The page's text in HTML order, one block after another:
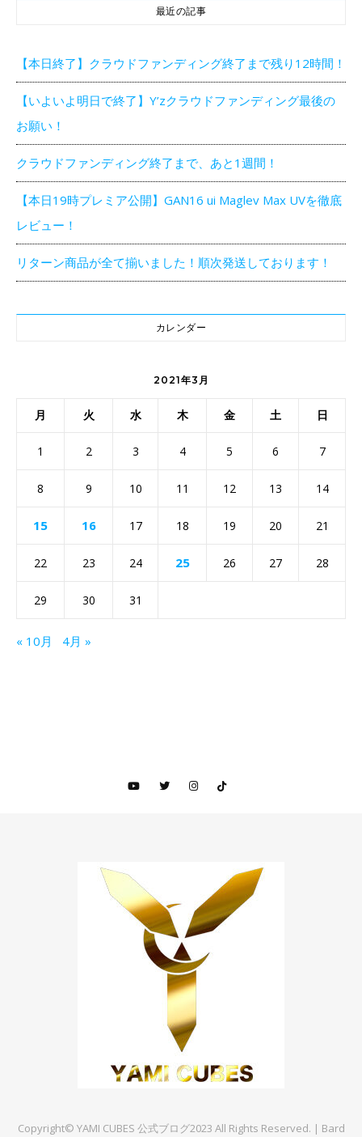
最近の記事
【本日終了】クラウドファンディング終了まで残り12時間！
【いよいよ明日で終了】Y’zクラウドファンディング最後の
お願い！
クラウドファンディング終了まで、あと1週間！
【本日19時プレミア公開】GAN16 ui Maglev Max UVを徹底
レビュー！
リターン商品が全て揃いました！順次発送しております！
カレンダー
2021年3月
月 火 水 木 金 土 日
1 2 3 4 5 6 7
8 9 10 11 12 13 14
15 16 17 18 19 20 21
22 23 24 25 26 27 28
29 30 31
« 10月 4月 »
Copyright© YAMI CUBES 公式ブログ2023 All Rights Reserved. | Bard